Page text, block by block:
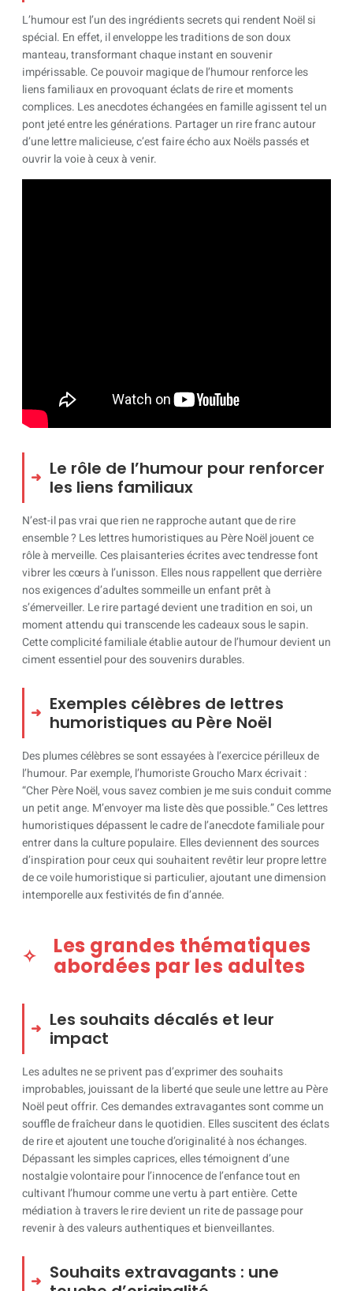
L’humour est l’un des ingrédients secrets qui rendent Noël si
spécial. En effet, il enveloppe les traditions de son doux
manteau, transformant chaque instant en souvenir
impérissable. Ce pouvoir magique de l’humour renforce les
liens familiaux en provoquant éclats de rire et moments
complices. Les anecdotes échangées en famille agissent tel un
pont jeté entre les générations. Partager un rire franc autour
d’une lettre malicieuse, c’est faire écho aux Noëls passés et
ouvrir la voie à ceux à venir.
Le rôle de l’humour pour renforcer
les liens familiaux
N’est-il pas vrai que rien ne rapproche autant que de rire
ensemble ? Les lettres humoristiques au Père Noël jouent ce
rôle à merveille. Ces plaisanteries écrites avec tendresse font
vibrer les cœurs à l’unisson. Elles nous rappellent que derrière
nos exigences d’adultes sommeille un enfant prêt à
s’émerveiller. Le rire partagé devient une tradition en soi, un
moment attendu qui transcende les cadeaux sous le sapin.
Cette complicité familiale établie autour de l’humour devient un
ciment essentiel pour des souvenirs durables.
Exemples célèbres de lettres
humoristiques au Père Noël
Des plumes célèbres se sont essayées à l’exercice périlleux de
l’humour. Par exemple, l’humoriste Groucho Marx écrivait :
“Cher Père Noël, vous savez combien je me suis conduit comme
un petit ange. M’envoyer ma liste dès que possible.” Ces lettres
humoristiques dépassent le cadre de l’anecdote familiale pour
entrer dans la culture populaire. Elles deviennent des sources
d’inspiration pour ceux qui souhaitent revêtir leur propre lettre
de ce voile humoristique si particulier, ajoutant une dimension
intemporelle aux festivités de fin d’année.
Les grandes thématiques
abordées par les adultes
Les souhaits décalés et leur
impact
Les adultes ne se privent pas d’exprimer des souhaits
improbables, jouissant de la liberté que seule une lettre au Père
Noël peut offrir. Ces demandes extravagantes sont comme un
souffle de fraîcheur dans le quotidien. Elles suscitent des éclats
de rire et ajoutent une touche d’originalité à nos échanges.
Dépassant les simples caprices, elles témoignent d’une
nostalgie volontaire pour l’innocence de l’enfance tout en
cultivant l’humour comme une vertu à part entière. Cette
médiation à travers le rire devient un rite de passage pour
revenir à des valeurs authentiques et bienveillantes.
Souhaits extravagants : une